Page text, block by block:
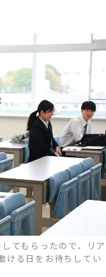
てもらったので、リア
ける日をお待ちしてい